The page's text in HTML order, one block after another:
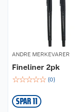
ANDRE MERKEVARER
Fineliner 2pk
☆☆☆☆☆ (0)
SPAR 11